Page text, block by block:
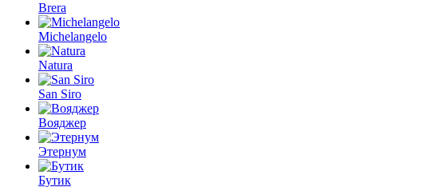
Brera
Michelangelo
Natura
San Siro
Вояджер
Этернум
Бутик